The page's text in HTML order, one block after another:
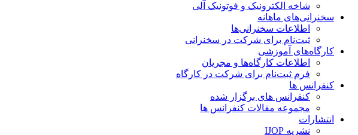
شاخه‌ الکترونیک و فوتونیک آلی
سخنرانی‌های ماهانه
اطلاعات سخنرانی‌‌ها
ثبت‌نام برای شرکت در سخنرانی
کارگاه‌های آموزشی
اطلاعات کارگاه‌ها و مجریان
فرم ثبت‌نام برای شرکت در کارگاه
کنفرانس ها
کنفرانس های برگزار شده
مجموعه مقالات کنفرانس ها
انتشارات
نشریه IJOP